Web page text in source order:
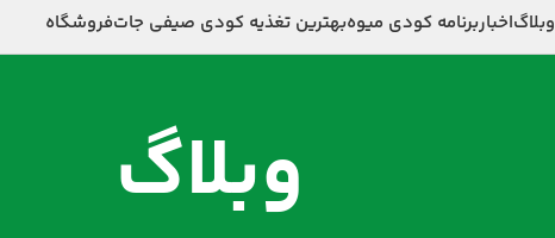
وبلاگاخباربرنامه کودی میوهبهترین تغذیه کودی صیفی جاتفروشگاه
وبلاگ